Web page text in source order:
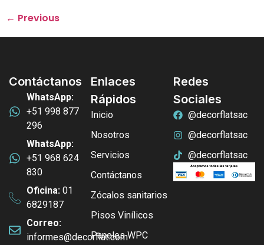
← Previous
Contáctanos
WhatsApp:
+51 998 877
296
WhatsApp:
+51 968 624
830
Oficina: 01
6829187
Correo:
informes@decorflat.com
Enlaces
Rápidos
Inicio
Nosotros
Servicios
Contáctanos
Zócalos sanitarios
Pisos Vinílicos
Paneles WPC
Redes
Sociales
@decorflatsac
@decorflatsac
@decorflatsac